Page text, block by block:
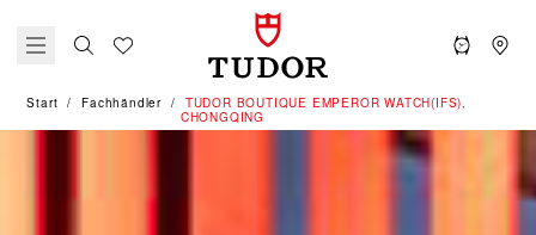
Start Fachhändler
‭TUDOR BOUTIQUE EMPEROR WATCH(IFS),
CHONGQING‬